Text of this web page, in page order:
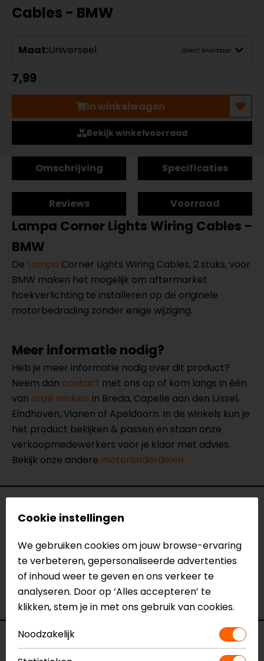
Cables - BMW
Maat:Universeel direct leverbaar
7,99
In winkelwagen
Bekijk winkelvoorraad
Omschrijving Specificaties
Reviews Voorraad
Lampa Corner Lights Wiring Cables -
BMW
De Lampa Corner Lights Wiring Cables, 2 stuks, voor
BMW maken het mogelijk om aftermarket
hoekverlichting te installeren op de originele
motorbedrading zonder enige wijziging.
Meer informatie nodig?
Heb je meer informatie nodig over dit product?
Neem dan contact met ons op of kom langs in één
van onze winkels in Breda, Capelle aan den IJssel,
Eindhoven, Vianen of Apeldoorn. In de winkels kun je
het product bekijken & passen en staan onze
verkoopmedewerkers voor je klaar met advies.
Bekijk onze andere motoronderdelen.
Specificaties
Corner Lights Wiring Cables - BMW
Model
Merk
Lampa
Zwart
Motormerk
BMW
Voorraad
Cookie instellingen
We gebruiken cookies om jouw browse-ervaring
te verbeteren, gepersonaliseerde advertenties
of inhoud weer te geven en ons verkeer te
analyseren. Door op ‘Alles accepteren’ te
klikken, stem je in met ons gebruik van cookies.
Noodzakelijk